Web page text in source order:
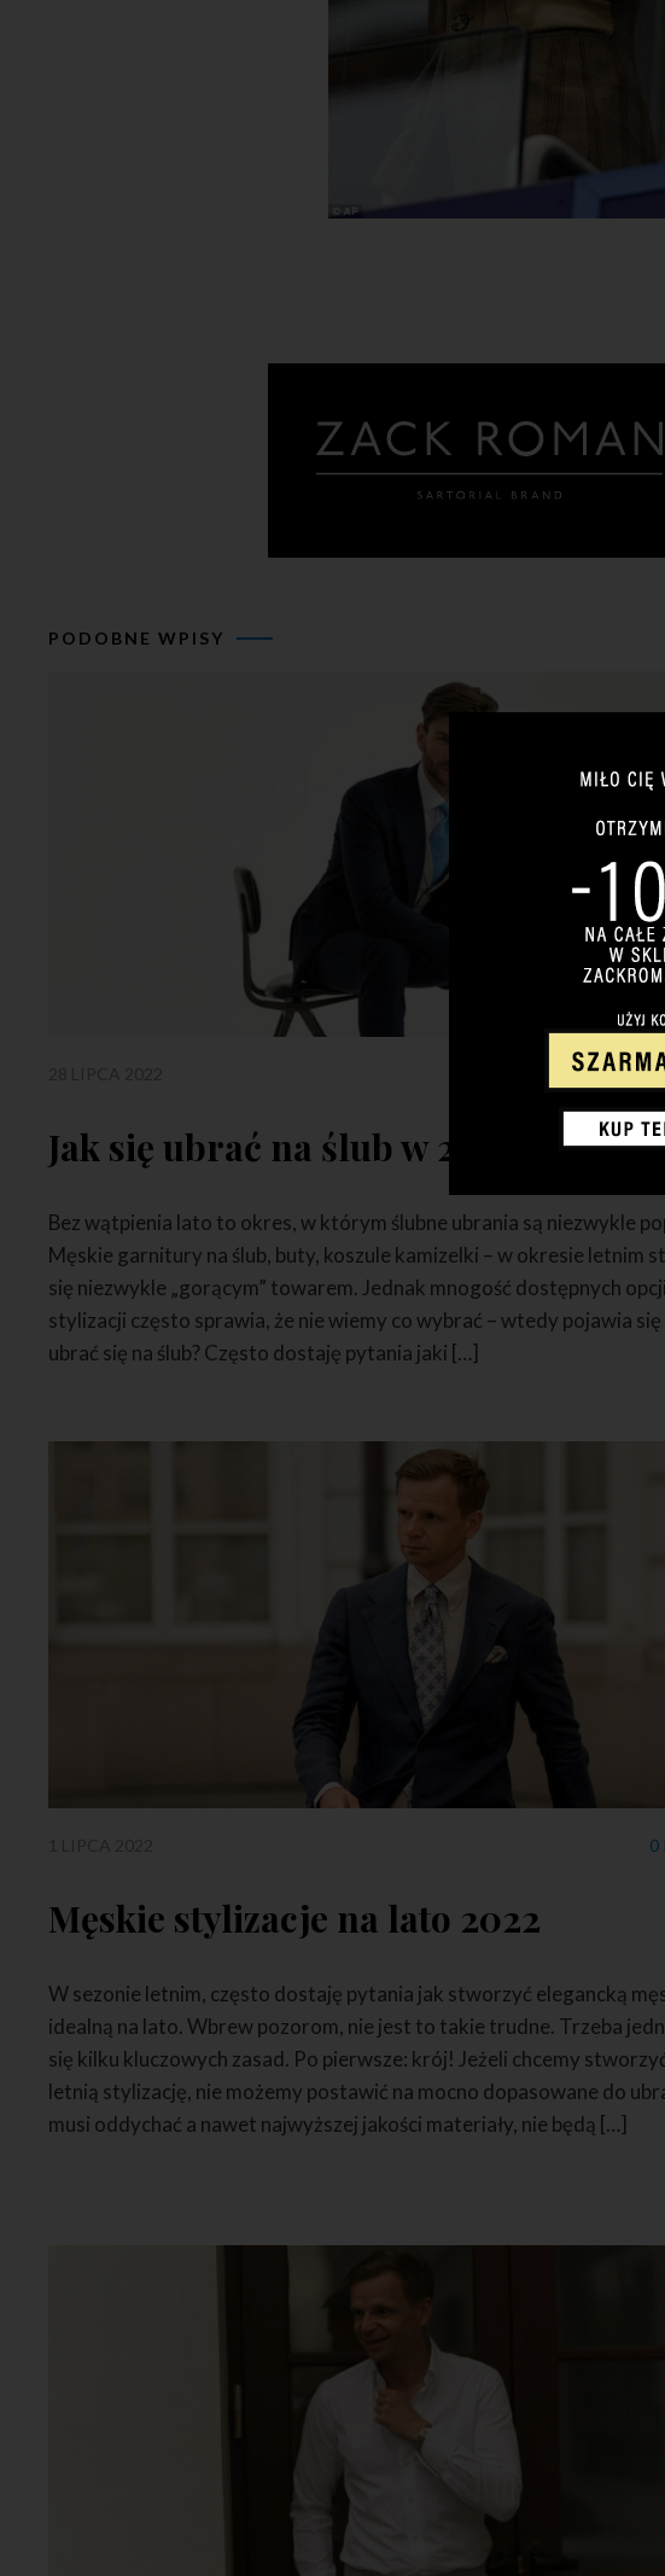
PODOBNE WPISY
2
Jak się ubrać na ślub w 2024?
Bez wątpienia lato to okres, w którym ślubne ubrania są niezwykle
Męskie garnitury na ślub, buty, koszule kamizelki – w okresie letnim
się niezwykle „gorącym” towarem. Jednak mnogość dostępnych
stylizacji często sprawia, że nie wiemy co wybrać – wtedy pojawia
ubrać się na ślub? Często dostaję pytania jaki […]
0
Męskie stylizacje na lato 2022
W sezonie letnim, często dostaję pytania jak stworzyć elegancką
idealną na lato. Wbrew pozorom, nie jest to takie trudne. Trzeba
się kilku kluczowych zasad. Po pierwsze: krój! Jeżeli chcemy
letnią stylizację, nie możemy postawić na mocno dopasowane do
musi oddychać a nawet najwyższej jakości materiały, nie będą […]